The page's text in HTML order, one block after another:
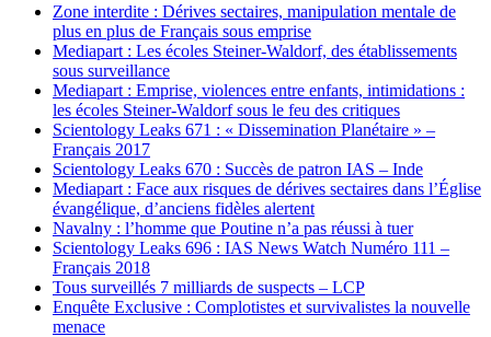
Zone interdite : Dérives sectaires, manipulation mentale de
plus en plus de Français sous emprise
Mediapart : Les écoles Steiner-Waldorf, des établissements
sous surveillance
Mediapart : Emprise, violences entre enfants, intimidations :
les écoles Steiner-Waldorf sous le feu des critiques
Scientology Leaks 671 : « Dissemination Planétaire » –
Français 2017
Scientology Leaks 670 : Succès de patron IAS – Inde
Mediapart : Face aux risques de dérives sectaires dans l’Église
évangélique, d’anciens fidèles alertent
Navalny : l’homme que Poutine n’a pas réussi à tuer
Scientology Leaks 696 : IAS News Watch Numéro 111 –
Français 2018
Tous surveillés 7 milliards de suspects – LCP
Enquête Exclusive : Complotistes et survivalistes la nouvelle
menace